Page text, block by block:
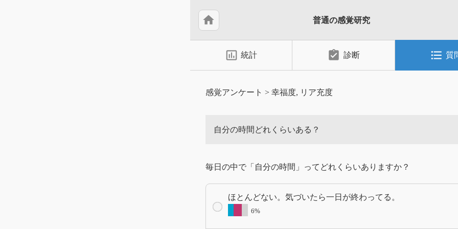
home 普通の感覚研究
insert_chart_outlined 統計 assignment_turned_in 診断 format_list_bulleted 質
感覚アンケート > 幸福度 リア充度
自分の時間どれくらいある？
毎日の中で「自分の時間」ってどれくらいありますか？
ほとんどない。気づいたら一日が終わってる。
6%